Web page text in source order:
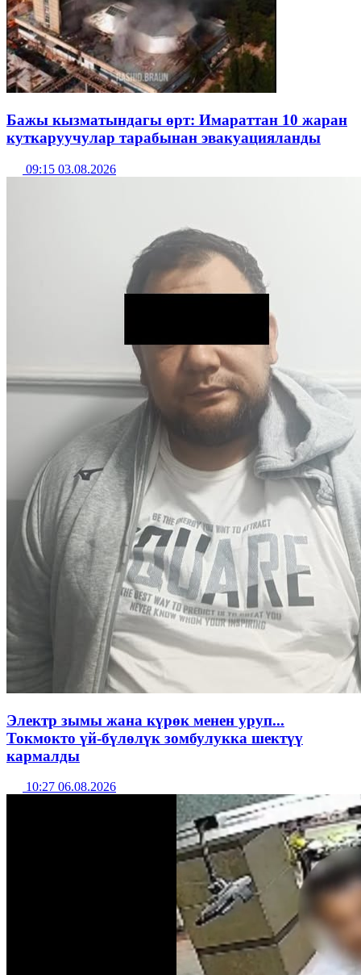
Бажы кызматындагы өрт: Имараттан 10 жаран
куткаруучулар тарабынан эвакуацияланды
09:15 03.08.2026
Электр зымы жана күрөк менен уруп...
Токмокто үй-бүлөлүк зомбулукка шектүү
кармалды
10:27 06.08.2026